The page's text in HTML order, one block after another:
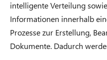
intelligente Verteilung
Informationen innerhalb
Prozesse zur Erstellung,
Dokumente. Dadurch